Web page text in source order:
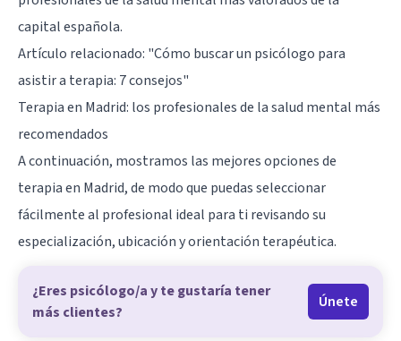
capital española.
Artículo relacionado: "Cómo buscar un psicólogo para
asistir a terapia: 7 consejos"
Terapia en Madrid: los profesionales de la salud mental más
recomendados
A continuación, mostramos las mejores opciones de
terapia en Madrid, de modo que puedas seleccionar
fácilmente al profesional ideal para ti revisando su
especialización, ubicación y orientación terapéutica.
¿Eres psicólogo/a y te gustaría tener
más clientes?
Únete